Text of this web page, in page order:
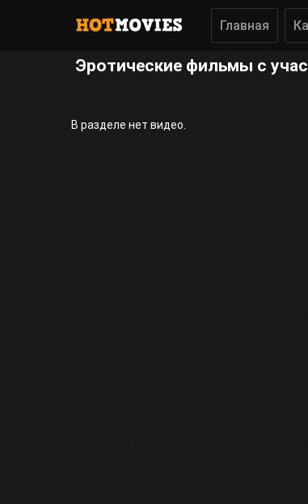
Главная
Эротические фильмы с
В разделе нет видео.